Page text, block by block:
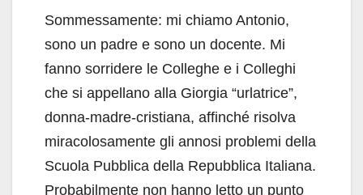
Sommessamente: mi chiamo Antonio,
sono un padre e sono un docente. Mi
fanno sorridere le Colleghe e i Colleghi
che si appellano alla Giorgia “urlatrice”,
donna-madre-cristiana, affinché risolva
miracolosamente gli annosi problemi della
Scuola Pubblica della Repubblica Italiana.
Probabilmente non hanno letto un punto